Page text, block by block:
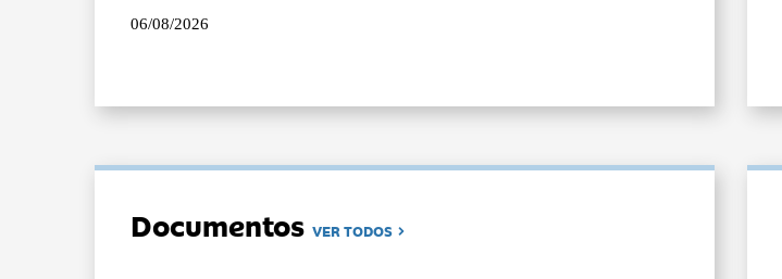
06/08/2026
DocumentosVER TODOS